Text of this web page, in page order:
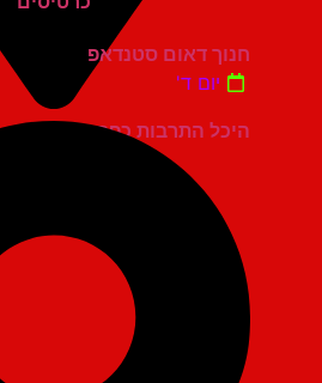
היכל התרבות כפר סבא
חנוך דאום סטנדאפ
יום ד'